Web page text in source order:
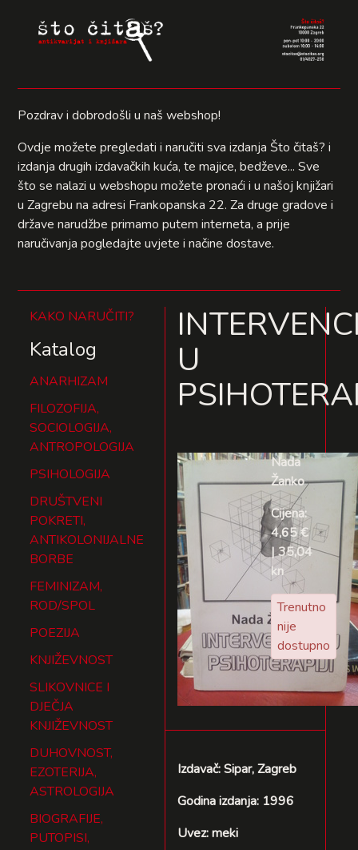
Pozdrav i dobrodošli u naš webshop!
Ovdje možete pregledati i naručiti sva izdanja Što čitaš? i
izdanja drugih izdavačkih kuća, te majice, bedževe... Sve
što se nalazi u webshopu možete pronaći i u našoj knjižari
u Zagrebu na adresi Frankopanska 22. Za druge gradove i
države narudžbe primamo putem interneta, a prije
naručivanja pogledajte uvjete i načine dostave.
KAKO NARUČITI?
Katalog
ANARHIZAM
FILOZOFIJA,
SOCIOLOGIJA,
ANTROPOLOGIJA
PSIHOLOGIJA
DRUŠTVENI
POKRETI,
ANTIKOLONIJALNE
BORBE
FEMINIZAM,
ROD/SPOL
POEZIJA
KNJIŽEVNOST
SLIKOVNICE I
DJEČJA
KNJIŽEVNOST
DUHOVNOST,
EZOTERIJA,
ASTROLOGIJA
BIOGRAFIJE,
PUTOPISI,
U
Nada
Žanko
Cijena:
4,65 €
| 35,04
kn
Trenutno
nije
dostupno
Izdavač: Sipar, Zagreb
Godina izdanja: 1996
Uvez: meki